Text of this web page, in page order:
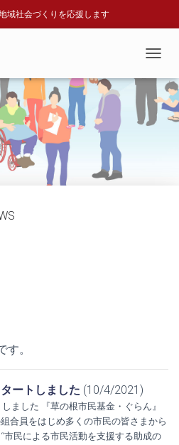
域社会づくりを応援します
O
G
G
L
。
ートしました (10/4/2021)
ました 『草の根市民基金・ぐらん』
合員をはじめ多くの市民の皆さまから
市民による市民活動を支援する助成の